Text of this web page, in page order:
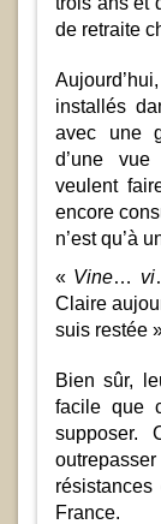
de retraite
installés
avec une
d’une vue
veulent
encore
n’est qu’à
« Vine… vi
Claire
suis restée
Bien sûr,
facile que
supposer.
France.